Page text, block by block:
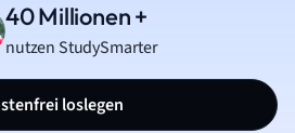
40 Millionen +
nutzen StudySmarter
loslegen